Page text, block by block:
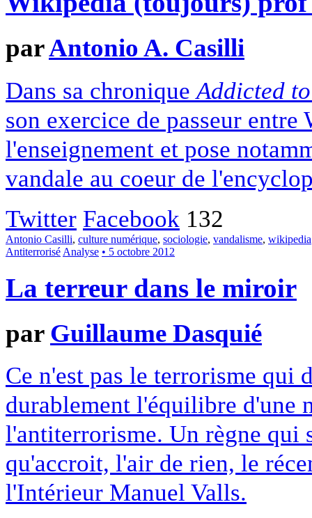
parAntonio A. Casilli
Dans sa chroniqueAddicted
son exercice de passeur
l'enseignement et pose
vandale au coeur de
Twitter Facebook 132
Antonio Casilli, culture numérique, sociologie, vandalisme, wikipedia
Antiterrorisé Analyse • 5 octobre 2012
La terreur dans le miroir
par Guillaume Dasquié
Ce n'est pas le terrorisme qui
durablement l'équilibre d'une
l'antiterrorisme. Un règne qui
qu'accroit, l'air de rien, le
l'Intérieur Manuel Valls.